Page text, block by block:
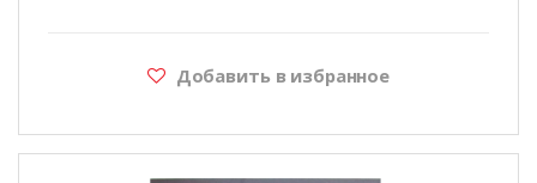
Добавить в избранное